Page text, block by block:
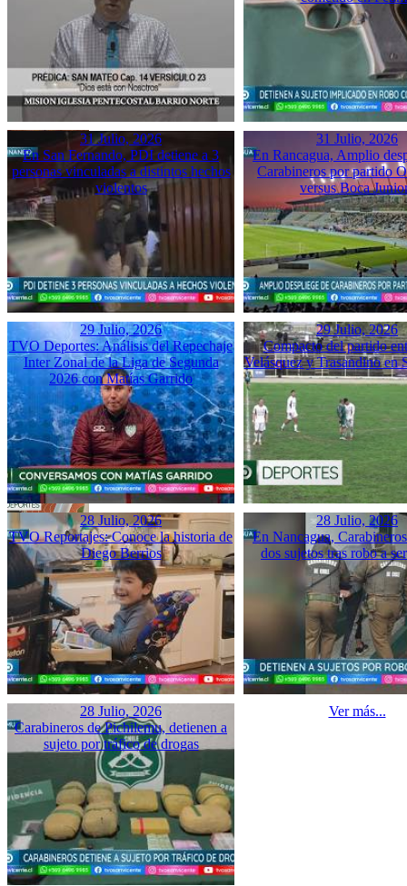
31 Julio, 2026
En San Fernando, PDI detiene a 3
personas vinculadas a distintos hechos
violentos
31 Julio, 2026
En Rancagua, Amplio
Carabineros por partido
versus Boca
29 Julio, 2026
TVO Deportes: Análisis del Repechaje
Inter Zonal de la Liga de Segunda
2026 con Matías Garrido
29 Julio, 2026
Compacto del partido
Velásquez y Trasandino en
28 Julio, 2026
TVO Reportajes: Conoce la historia de
Diego Berrios
28 Julio, 2026
En Nancagua,
dos sujetos tras robo a
28 Julio, 2026
Carabineros de Pichilemu, detienen a
sujeto por tráfico de drogas
Ver más...